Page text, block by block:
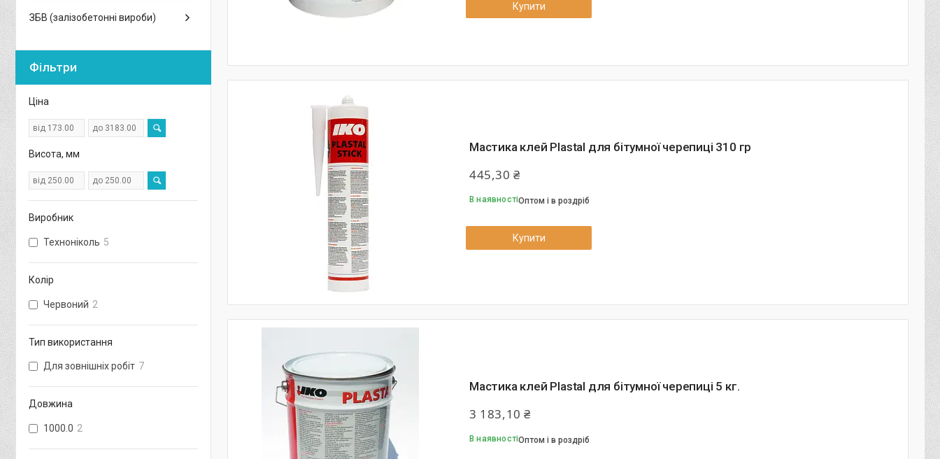
Купити
Мастика клей Plastal для бітумної черепиці 310 гр
445,30 ₴
В наявностіОптом і в роздріб
Купити
Мастика клей Plastal для бітумної черепиці 5 кг.
3 183,10 ₴
В наявностіОптом і в роздріб
ЗБВ (залізобетонні вироби)
Фільтри
Ціна
Висота, мм
Виробник
Техноніколь 5
Колір
Червоний 2
Тип використання
Для зовнішніх робіт 7
Довжина
1000.0 2